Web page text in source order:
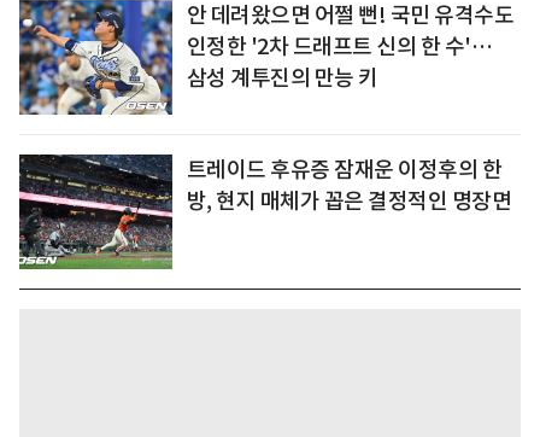
안 데려왔으면 어쩔 뻔! 국민 유격수도
인정한 '2차 드래프트 신의 한 수'…
삼성 계투진의 만능 키
트레이드 후유증 잠재운 이정후의 한
방, 현지 매체가 꼽은 결정적인 명장면